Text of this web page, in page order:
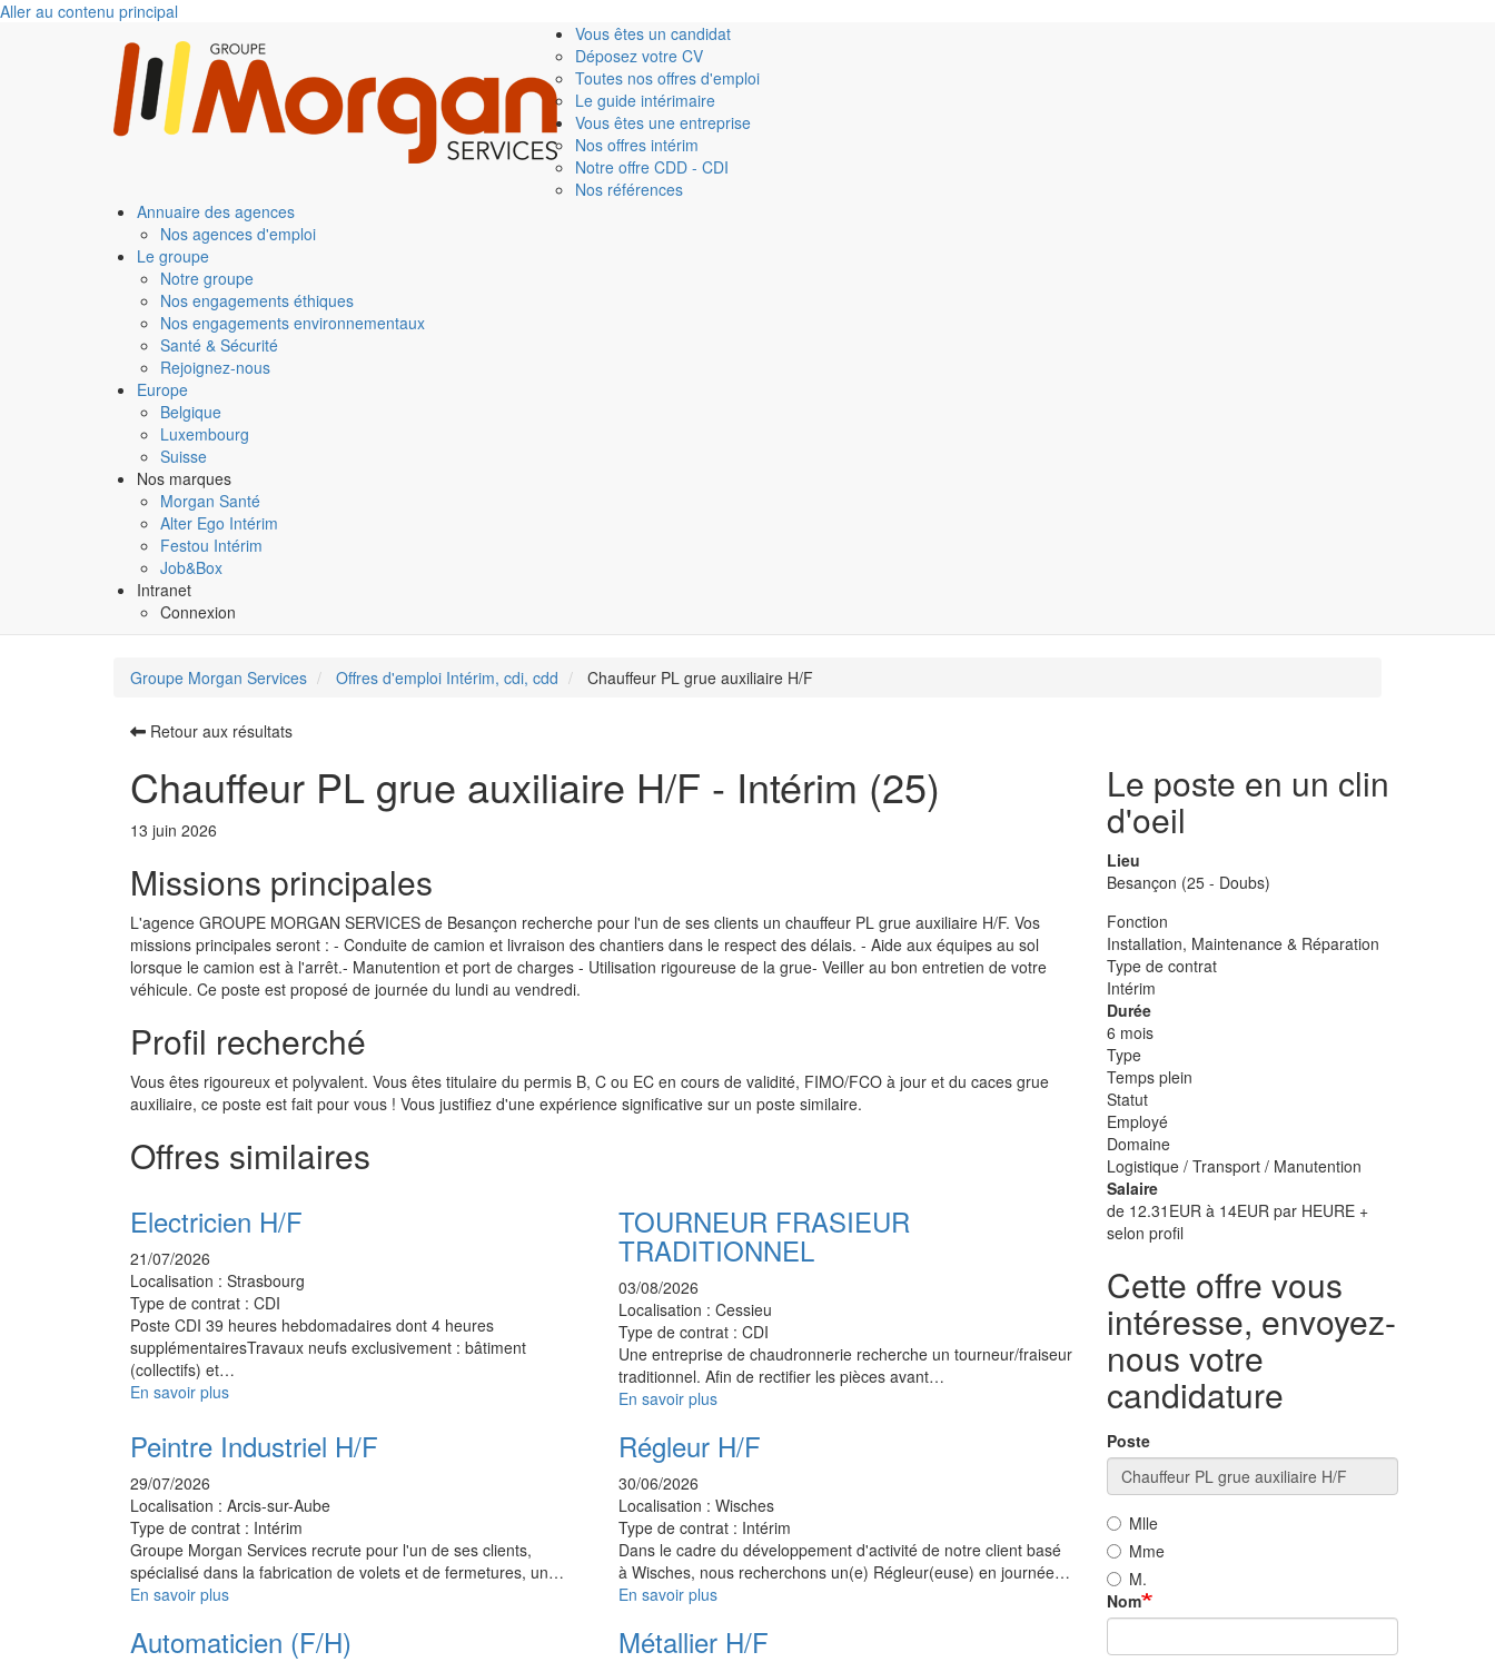
Aller au contenu principal
Vous êtes un candidat
Déposez votre CV
Toutes nos offres d'emploi
Le guide intérimaire
Vous êtes une entreprise
Nos offres intérim
Notre offre CDD - CDI
Nos références
Annuaire des agences
Nos agences d'emploi
Le groupe
Notre groupe
Nos engagements éthiques
Nos engagements environnementaux
Santé & Sécurité
Rejoignez-nous
Europe
Belgique
Luxembourg
Suisse
Nos marques
Morgan Santé
Alter Ego Intérim
Festou Intérim
Job&Box
Intranet
Connexion
Groupe Morgan Services Offres d'emploi Intérim, cdi, cdd Chauffeur PL grue auxiliaire H/F
Retour aux résultats
Chauffeur PL grue auxiliaire H/F - Intérim (25)
13 juin 2026
Missions principales
L'agence GROUPE MORGAN SERVICES de Besançon recherche pour l'un de ses clients un chauffeur PL grue auxiliaire H/F. Vos
missions principales seront : - Conduite de camion et livraison des chantiers dans le respect des délais. - Aide aux équipes au sol
lorsque le camion est à l'arrêt.- Manutention et port de charges - Utilisation rigoureuse de la grue- Veiller au bon entretien de votre
véhicule. Ce poste est proposé de journée du lundi au vendredi.
Profil recherché
Vous êtes rigoureux et polyvalent. Vous êtes titulaire du permis B, C ou EC en cours de validité, FIMO/FCO à jour et du caces grue
auxiliaire, ce poste est fait pour vous ! Vous justifiez d'une expérience significative sur un poste similaire.
Offres similaires
Electricien H/F
21/07/2026
Localisation : Strasbourg
Type de contrat : CDI
Poste CDI 39 heures hebdomadaires dont 4 heures
supplémentairesTravaux neufs exclusivement : bâtiment
(collectifs) et…
En savoir plus
TOURNEUR FRASIEUR
TRADITIONNEL
03/08/2026
Localisation : Cessieu
Type de contrat : CDI
Une entreprise de chaudronnerie recherche un tourneur/fraiseur
traditionnel. Afin de rectifier les pièces avant…
En savoir plus
Peintre Industriel H/F
29/07/2026
Localisation : Arcis-sur-Aube
Type de contrat : Intérim
Groupe Morgan Services recrute pour l'un de ses clients,
spécialisé dans la fabrication de volets et de fermetures, un…
En savoir plus
Régleur H/F
30/06/2026
Localisation : Wisches
Type de contrat : Intérim
Dans le cadre du développement d'activité de notre client basé
à Wisches, nous recherchons un(e) Régleur(euse) en journée…
En savoir plus
Automaticien (F/H) Métallier H/F
Le poste en un clin
d'oeil
Lieu
Besançon (25 - Doubs)
Fonction
Installation, Maintenance & Réparation
Type de contrat
Intérim
Durée
6 mois
Type
Temps plein
Statut
Employé
Domaine
Logistique / Transport / Manutention
Salaire
de 12.31EUR à 14EUR par HEURE +
selon profil
Cette offre vous
intéresse, envoyez-
nous votre
candidature
Poste
Mlle
Mme
M.
Nom